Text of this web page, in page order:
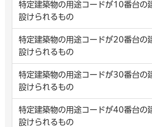
特定建築物の用途コードが10番台の
設けられるもの
特定建築物の用途コードが20番台の
設けられるもの
特定建築物の用途コードが30番台の
設けられるもの
特定建築物の用途コードが40番台の
設けられるもの